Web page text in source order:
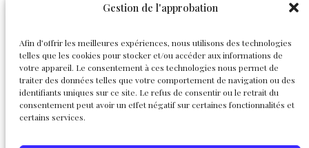
Gestion de l'approbation
Afin d’offrir les meilleures expériences, nous utilisons des technologies
telles que les cookies pour stocker et/ou accéder aux informations de
votre appareil. Le consentement à ces technologies nous permet de
traiter des données telles que votre comportement de navigation ou des
identifiants uniques sur ce site. Le refus de consentir ou le retrait du
consentement peut avoir un effet négatif sur certaines fonctionnalités et
certains services.Englemond